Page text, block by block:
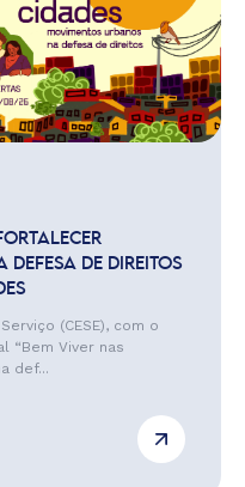
DE DIREITOS
(CESE), com o
“Bem Viver nas
def...